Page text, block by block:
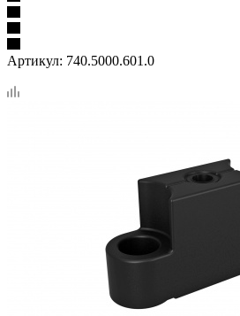
Артикул: 740.5000.601.0